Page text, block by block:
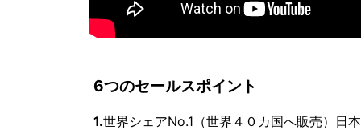
6つのセールスポイント
1.世界シェアNo.1（世界４０カ国へ販売）日